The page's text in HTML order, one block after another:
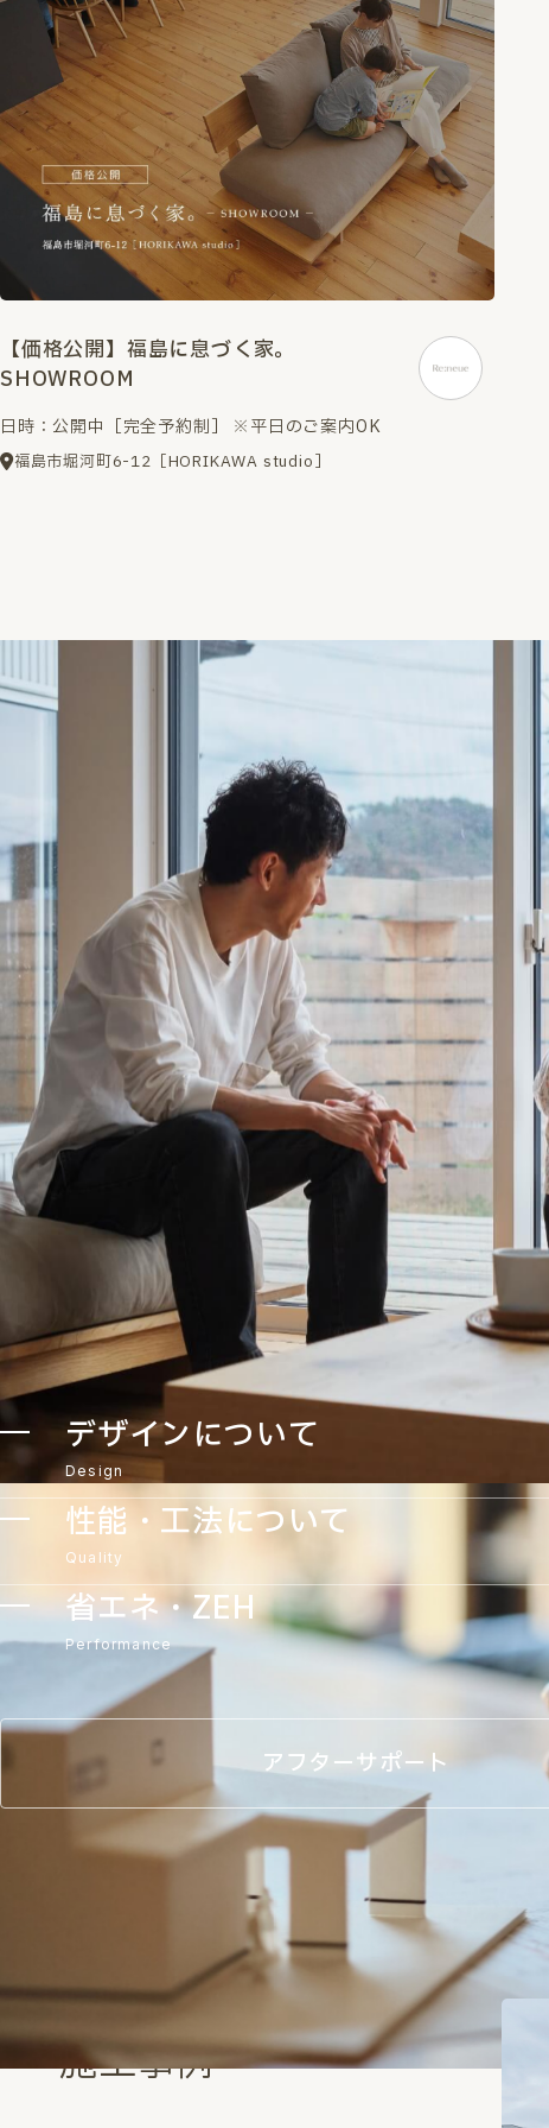
【価格公開】福島に息づく家。
SHOWROOM
日時：公開中［完全予約制］ ※平日のご案内OK
福島市堀河町6-12［HORIKAWA studio］
デザインについて
Design
性能・工法について
Quality
省エネ・ZEH
Performance
アフターサポート
施工事例